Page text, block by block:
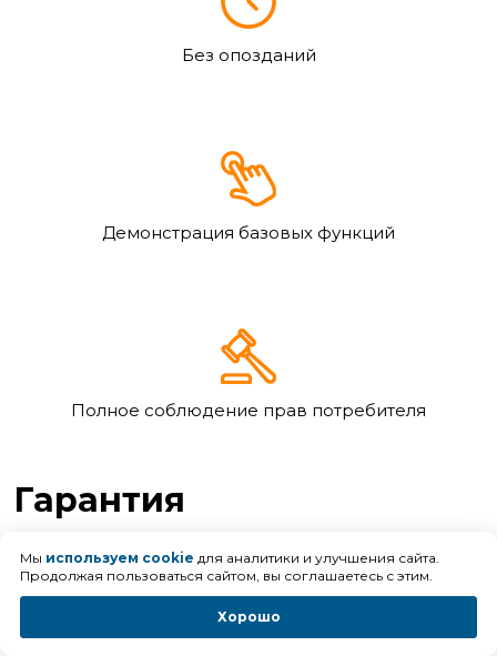
Без опозданий
Демонстрация базовых функций
Полное соблюдение прав потребителя
Гарантия
— Возврат и обмен товаров
НАДЛЕЖАЩЕГОкачества
Если Вы приобрели тренажер в интернет-магазине,
Мы используем cookie для аналитики и улучшения сайта.
Продолжая пользоваться сайтом, вы соглашаетесь с этим.
Хорошо